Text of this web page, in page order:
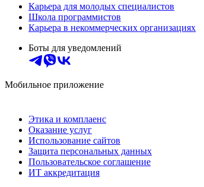
Карьера для молодых специалистов
Школа программистов
Карьера в некоммерческих организациях
Боты для уведомлений
Мобильное приложение
Этика и комплаенс
Оказание услуг
Использование сайтов
Защита персональных данных
Пользовательское соглашение
ИТ аккредитация